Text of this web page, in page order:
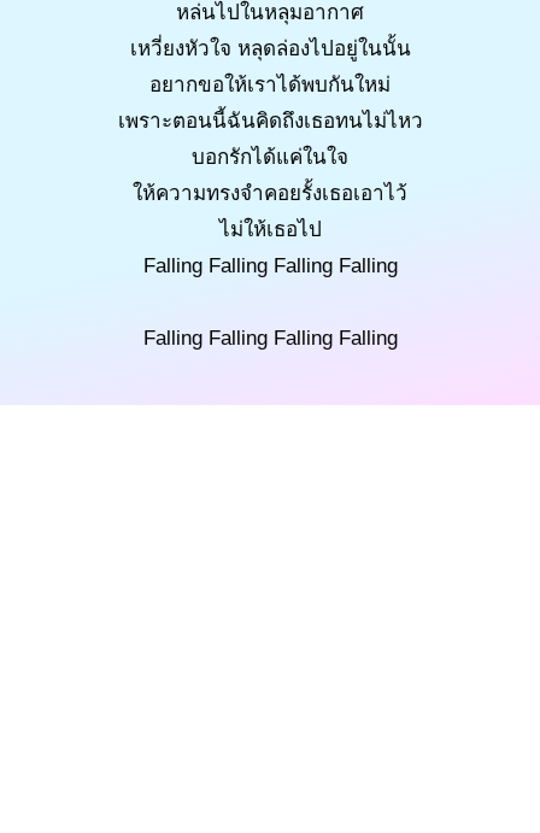
หล่นไปในหลุมอากาศ
เหวี่ยงหัวใจ หลุดล่องไปอยู่ในนั้น
อยากขอให้เราได้พบกันใหม่
เพราะตอนนี้ฉันคิดถึงเธอทนไม่ไหว
บอกรักได้แค่ในใจ
ให้ความทรงจำคอยรั้งเธอเอาไว้
ไม่ให้เธอไป
Falling Falling Falling Falling
Falling Falling Falling Falling